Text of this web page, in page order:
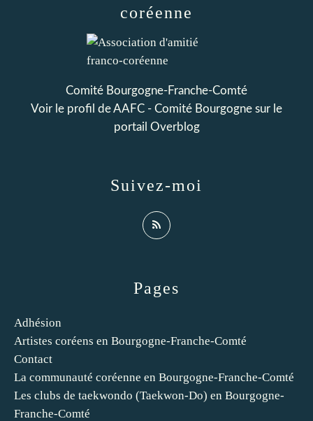
Pages
Adhésion
Artistes coréens en Bourgogne-Franche-Comté
Contact
La communauté coréenne en Bourgogne-Franche-Comté
Les clubs de taekwondo (Taekwon-Do) en Bourgogne-
Franche-Comté
coréenne
Comité Bourgogne-Franche-Comté
Voir le profil deAAFC - Comité Bourgogne sur le
portail Overblog
Suivez-moi